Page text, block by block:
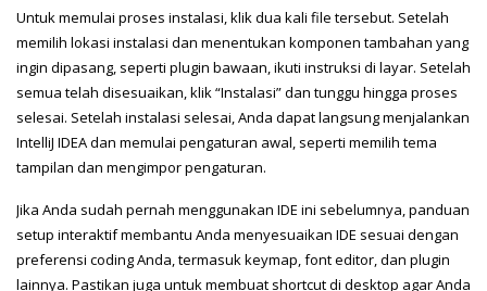
Untuk memulai proses instalasi, klik dua kali file tersebut. Setelah
memilih lokasi instalasi dan menentukan komponen tambahan yang
ingin dipasang, seperti plugin bawaan, ikuti instruksi di layar. Setelah
semua telah disesuaikan, klik “Instalasi” dan tunggu hingga proses
selesai. Setelah instalasi selesai, Anda dapat langsung menjalankan
IntelliJ IDEA dan memulai pengaturan awal, seperti memilih tema
tampilan dan mengimpor pengaturan.
Jika Anda sudah pernah menggunakan IDE ini sebelumnya, panduan
setup interaktif membantu Anda menyesuaikan IDE sesuai dengan
preferensi coding Anda, termasuk keymap, font editor, dan plugin
lainnya. Pastikan juga untuk membuat shortcut di desktop agar Anda